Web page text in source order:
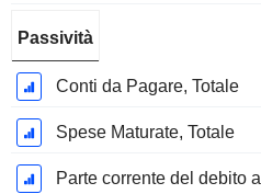
Passività
Conti da Pagare, Totale
Spese Maturate, Totale
Parte corrente del debito